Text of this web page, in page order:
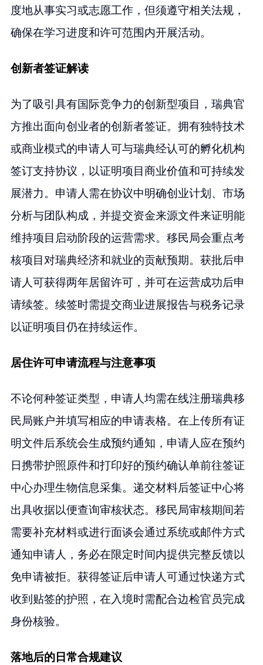
度地从事实习或志愿工作，但须遵守相关法规，
确保在学习进度和许可范围内开展活动。
创新者签证解读
为了吸引具有国际竞争力的创新型项目，瑞典官
方推出面向创业者的创新者签证。拥有独特技术
或商业模式的申请人可与瑞典经认可的孵化机构
签订支持协议，以证明项目商业价值和可持续发
展潜力。申请人需在协议中明确创业计划、市场
分析与团队构成，并提交资金来源文件来证明能
维持项目启动阶段的运营需求。移民局会重点考
核项目对瑞典经济和就业的贡献预期。获批后申
请人可获得两年居留许可，并可在运营成功后申
请续签。续签时需提交商业进展报告与税务记录
以证明项目仍在持续运作。
居住许可申请流程与注意事项
不论何种签证类型，申请人均需在线注册瑞典移
民局账户并填写相应的申请表格。在上传所有证
明文件后系统会生成预约通知，申请人应在预约
日携带护照原件和打印好的预约确认单前往签证
中心办理生物信息采集。递交材料后签证中心将
出具收据以便查询审核状态。移民局审核期间若
需要补充材料或进行面谈会通过系统或邮件方式
通知申请人，务必在限定时间内提供完整反馈以
免申请被拒。获得签证后申请人可通过快递方式
收到贴签的护照，在入境时需配合边检官员完成
身份核验。
落地后的日常合规建议